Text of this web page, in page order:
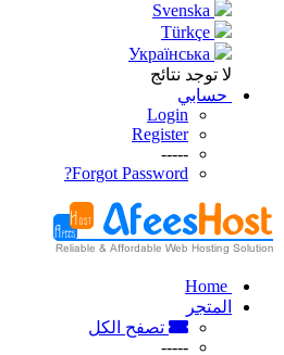
Svenska
Türkçe
Українська
لا توجد نتائج
حسابي
Login
Register
-----
Forgot Password?
Home
المتجر
تصفح الكل
-----